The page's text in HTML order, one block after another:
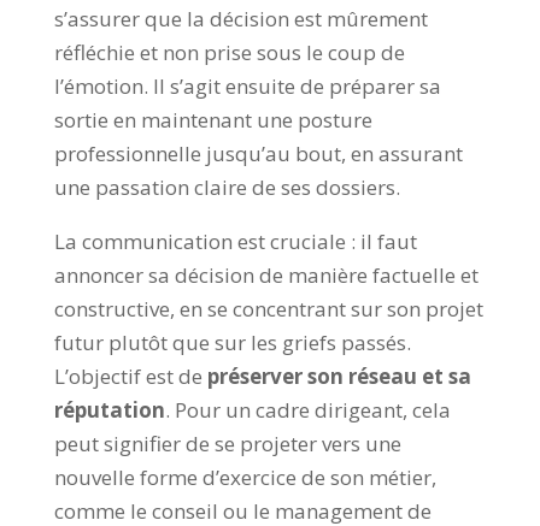
s’assurer que la décision est mûrement
réfléchie et non prise sous le coup de
l’émotion. Il s’agit ensuite de préparer sa
sortie en maintenant une posture
professionnelle jusqu’au bout, en assurant
une passation claire de ses dossiers.
La communication est cruciale : il faut
annoncer sa décision de manière factuelle et
constructive, en se concentrant sur son projet
futur plutôt que sur les griefs passés.
L’objectif est de préserver son réseau et sa
réputation. Pour un cadre dirigeant, cela
peut signifier de se projeter vers une
nouvelle forme d’exercice de son métier,
comme le conseil ou le management de